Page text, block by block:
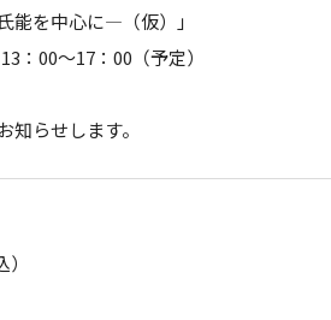
能を中心に―（仮）」
：00～17：00（予定）
らせします。